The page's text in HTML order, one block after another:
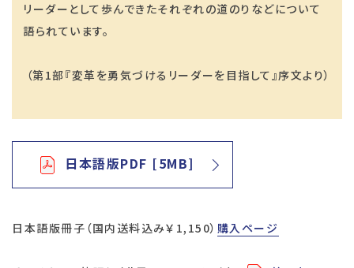
リーダーとして歩んできたそれぞれの道のりなどについて
語られています。
（第1部『変革を勇気づけるリーダーを目指して』序文より）
日本語版PDF [5MB]
日本語版冊子（国内送料込み￥1,150） 購入ページ